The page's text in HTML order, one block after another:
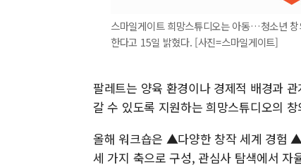
스마일게이트 희망스튜디오는 아동…청소년
한다고 15일 밝혔다. [사진=스마일게이트]
팔레트는 양육 환경이나 경제적 배경과
갈 수 있도록 지원하는 희망스튜디오의
올해 워크숍은 ▲다양한 창작 세계 경험
세 가지 축으로 구성, 관심사 탐색에서 자